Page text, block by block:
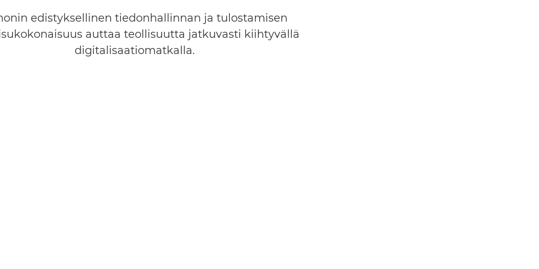
edistyksellinen tiedonhallinnan ja tulostamisen
auttaa teollisuutta jatkuvasti kiihtyvällä
digitalisaatiomatkalla.